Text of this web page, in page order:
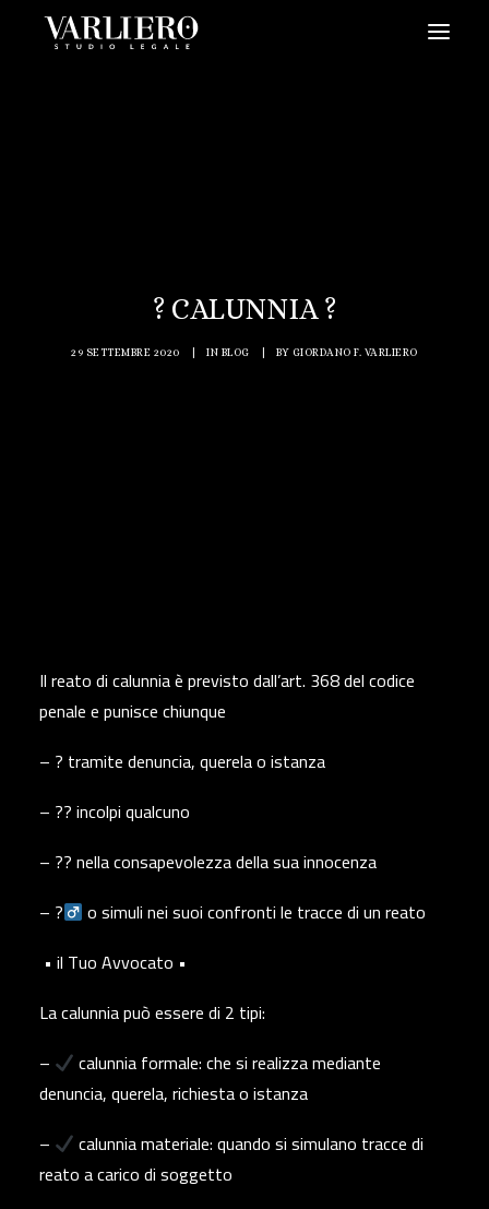
? CALUNNIA ?
29 SETTEMBRE 2020 IN BLOG BY GIORDANO F. VARLIERO
Il reato di calunnia è previsto dall’art. 368 del codice
penale e punisce chiunque
– ? tramite denuncia, querela o istanza
– ?? incolpi qualcuno
– ?? nella consapevolezza della sua innocenza
– ?‍
o simuli nei suoi confronti le tracce di un reato
• il Tuo Avvocato •
La calunnia può essere di 2 tipi:
–
calunnia formale: che si realizza mediante
denuncia, querela, richiesta o istanza
–
calunnia materiale: quando si simulano tracce di
reato a carico di soggetto